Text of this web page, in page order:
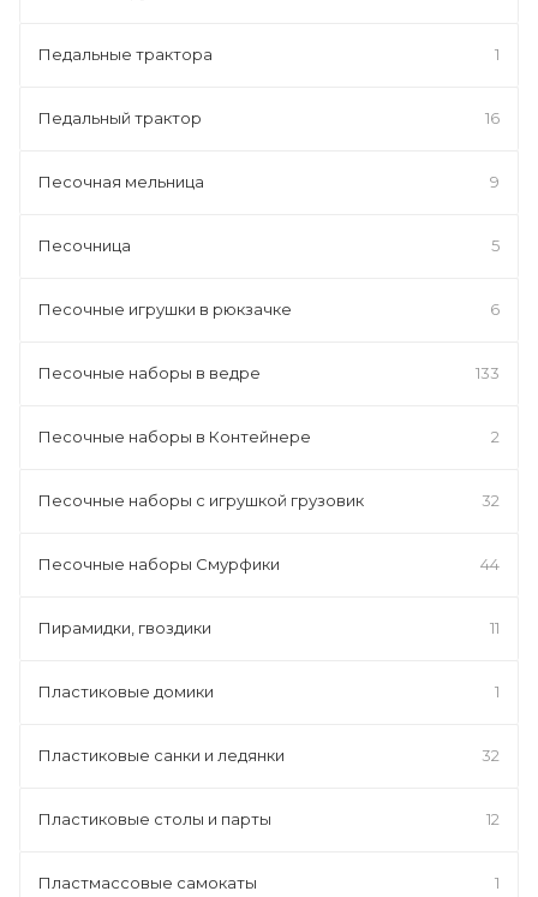
Педальные трактора 1
Педальный трактор 16
Песочная мельница 9
Песочница 5
Песочные игрушки в рюкзачке 6
Песочные наборы в ведре 133
Песочные наборы в Контейнере 2
Песочные наборы с игрушкой грузовик 32
Песочные наборы Смурфики 44
Пирамидки, гвоздики 11
Пластиковые домики 1
Пластиковые санки и ледянки 32
Пластиковые столы и парты 12
Пластмассовые самокаты 1